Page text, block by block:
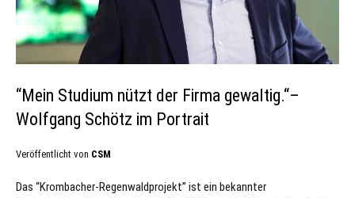
“Mein Studium nützt der Firma gewaltig.“–
Wolfgang Schötz im Portrait
Veröffentlicht von CSM
Das “Krombacher-Regenwaldprojekt” ist ein bekannter